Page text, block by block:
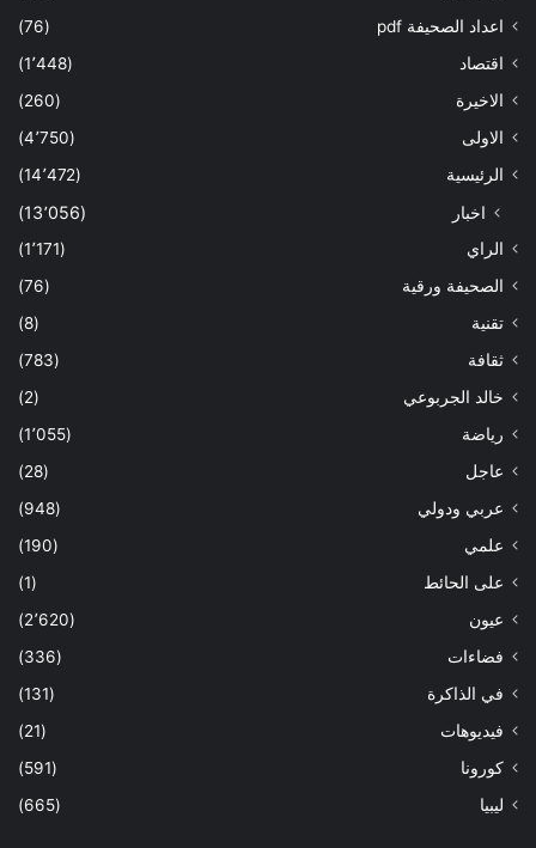
اعداد الصحيفة pdf
(76)
اقتصاد
(1٬448)
الاخيرة
(260)
الاولى
(4٬750)
الرئيسية
(14٬472)
اخبار (13٬056)
الراي
(1٬171)
الصحيفة ورقية
(76)
تقنية
(8)
ثقافة
(783)
خالد الجربوعي
(2)
رياضة
(1٬055)
عاجل
(28)
عربي ودولي
(948)
علمي
(190)
على الحائط
(1)
عيون
(2٬620)
فضاءات
(336)
في الذاكرة
(131)
فيديوهات
(21)
كورونا
(591)
ليبيا
(665)